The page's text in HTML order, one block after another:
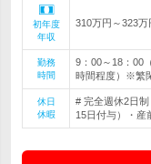
初年度
年収
310万円～323万
勤務
時間
9：00～18：00
時間程度）※繁
休日
休暇
# 完全週休2日
15日付与）・産